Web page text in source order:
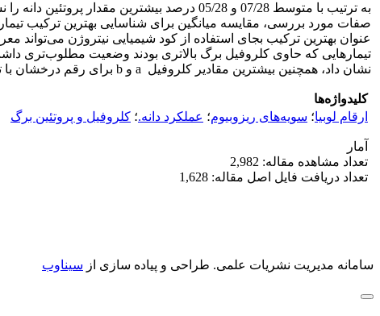
به ترتیب با متوسط 07/28 و 05/28 درصد
عنوان بهترین ترکیب بجای استفاده از کود شیمیایی نیتروژن
نشان داد، همچنین بیشترین مقادیر کلروفیل ‌ a و b برای رقم درخشان با تلقیح سویه 133 مشاهده شد.
کلیدواژه‌ها
ارقام لوبیا؛ سویه‌های ریزوبیوم؛ عملکرد دانه.؛ کلروفیل و پروتئین برگ
آمار
تعداد مشاهده مقاله: 2,982
تعداد دریافت فایل اصل مقاله: 1,628
سامانه مدیریت نشریات علمی. طراحی و پیاده سازی از سیناوب